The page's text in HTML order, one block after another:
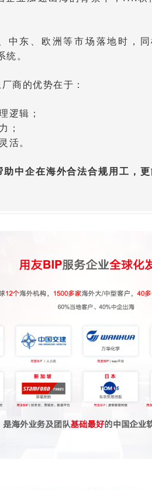
中东、欧洲等市场落地时，
。
商的优势在于：
逻辑；
；
活。
助中企在海外合法合规用工，